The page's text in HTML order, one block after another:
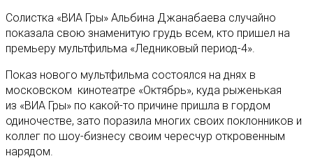
Солистка «ВИА Гры» Альбина Джанабаева случайно
показала свою знаменитую грудь всем, кто пришел на
премьеру мультфильма «Ледниковый период-4».
Показ нового мультфильма состоялся на днях в
московском кинотеатре «Октябрь», куда рыженькая
из «ВИА Гры» по какой-то причине пришла в гордом
одиночестве, зато поразила многих своих поклонников и
коллег по шоу-бизнесу своим чересчур откровенным
нарядом.